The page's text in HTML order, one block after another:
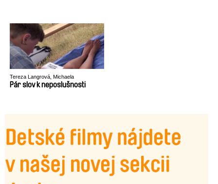
Tereza Langrová, Michaela
Weingartová
Pár slov k neposlušnosti